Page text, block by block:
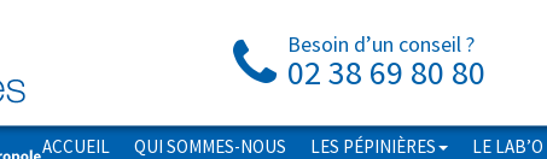
Besoin d’un conseil ?
02 38 69 80 80
ACCUEIL QUI SOMMES-NOUS LES PÉPINIÈRES LE LAB’O